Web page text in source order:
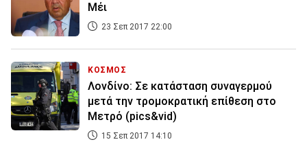
Μέι
23 Σεπ 2017 22:00
ΚΟΣΜΟΣ
Λονδίνο: Σε κατάσταση συναγερμού
μετά την τρομοκρατική επίθεση στο
Μετρό (pics&vid)
15 Σεπ 2017 14:10